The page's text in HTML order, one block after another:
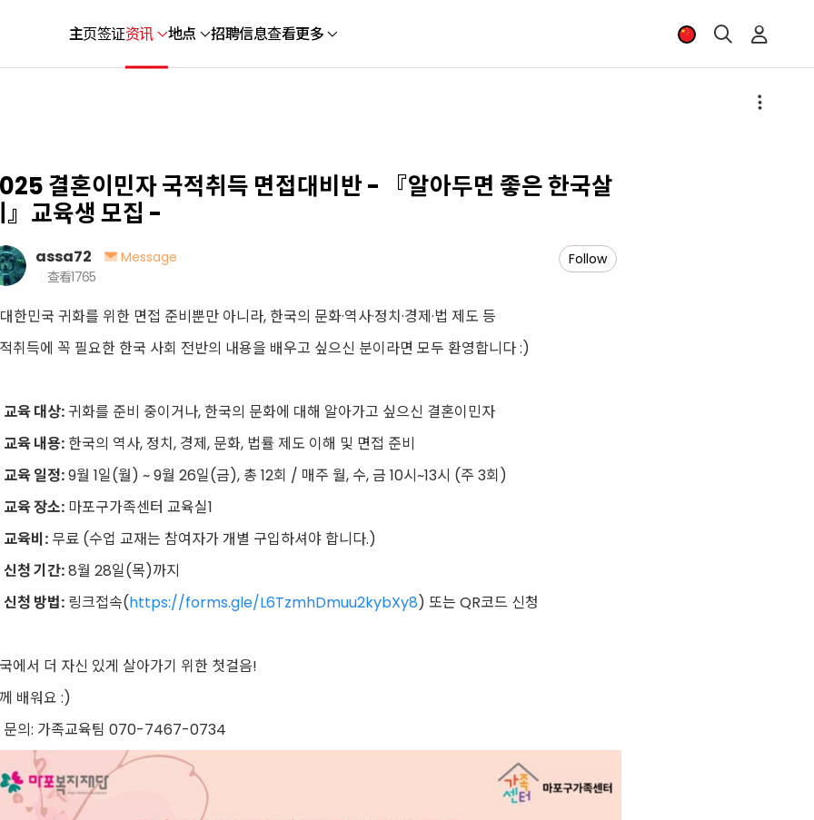
主页签证资讯 地点 招聘信息查看更多
결혼이민자 국적취득 면접대비반 - 『알아두면 좋은 한국살
』교육생 모집 -
assa72
Message
查看1765
Follow
한민국 귀화를 위한 면접 준비뿐만 아니라, 한국의 문화·역사·정치·경제·법 제도 등
취득에 꼭 필요한 한국 사회 전반의 내용을 배우고 싶으신 분이라면 모두 환영합니다:)
교육 대상:귀화를 준비 중이거나, 한국의 문화에 대해 알아가고 싶으신 결혼이민자
교육 내용: 한국의 역사, 정치, 경제, 문화, 법률 제도 이해 및 면접 준비
교육 일정:9월 1일(월) ~ 9월 26일(금), 총 12회 / 매주 월, 수,금 10시~13시 (주 3회)
교육 장소: 마포구가족센터 교육실1
교육비: 무료 (수업 교재는 참여자가 개별 구입하셔야 합니다.)
신청 기간:8월 28일(목)까지
신청 방법: 링크접속(https://forms.gle/L6TzmhDmuu2kybXy8) 또는 QR코드 신청
에서 더 자신 있게 살아가기 위한 첫걸음!
배워요 :)
문의: 가족교육팀 070-7467-0734